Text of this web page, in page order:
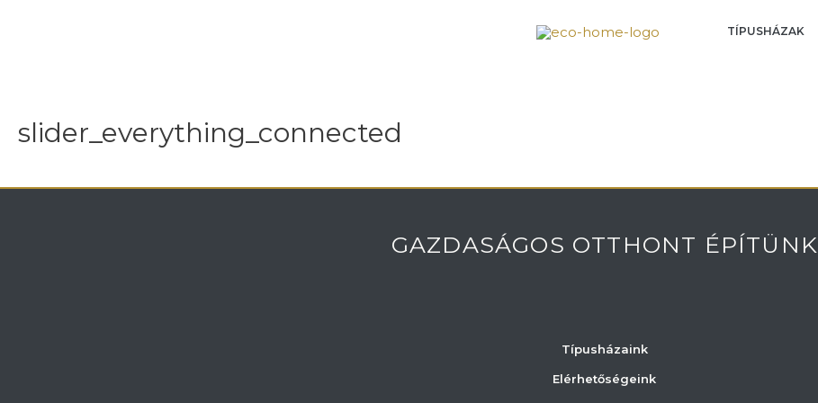
TÍPUSHÁZAK
slider_everything_connected
GAZDASÁGOS OTTHONT ÉPÍTÜNK
Típusházaink
Elérhetőségeink